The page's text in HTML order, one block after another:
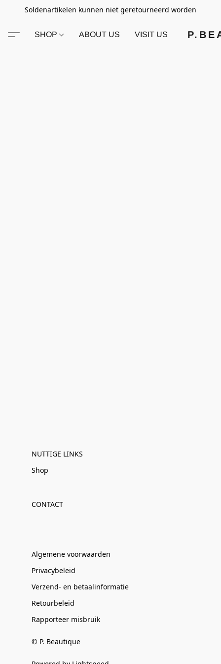
Soldenartikelen kunnen niet geretourneerd worden
SHOP ABOUT US VISIT US
NUTTIGE LINKS
Shop
CONTACT
Algemene voorwaarden
Privacybeleid
Verzend- en betaalinformatie
Retourbeleid
Rapporteer misbruik
© P. Beautique